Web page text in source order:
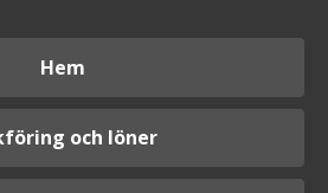
Hem
och löner